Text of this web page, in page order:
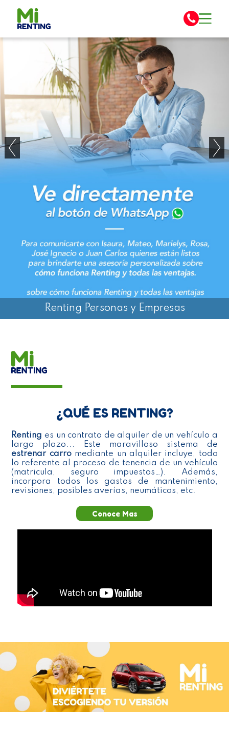
Renting Personas y Empresas
¿QUÉ ES RENTING?
Renting es un contrato de alquiler de un vehículo a
largo plazo... Este maravilloso sistema de
estrenar carromediante un alquiler incluye, todo
lo referente al proceso de tenencia de un vehículo
(matricula, seguro impuestos…). Además,
incorpora todos los gastos de mantenimiento,
revisiones, posibles averías, neumáticos, etc.
Conoce Mas